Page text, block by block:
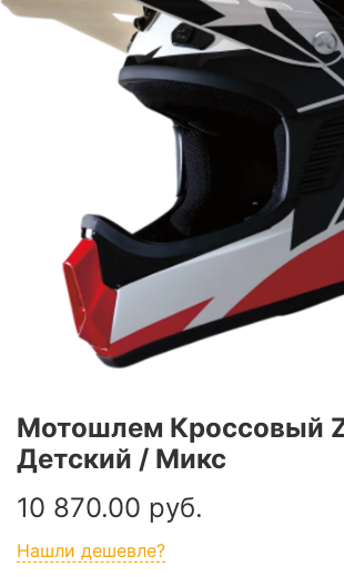
Мотошлем Кроссовый
Детский / Микс
10 870.00 руб.
Нашли дешевле?